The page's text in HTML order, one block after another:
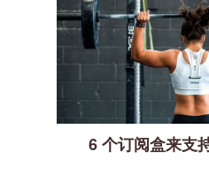
6 个订阅盒来支